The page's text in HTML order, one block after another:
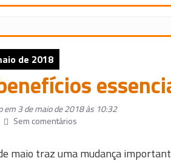
de 2018
em 3 de maio de 2018 às 10:32
Sem comentários
maio traz uma mudança